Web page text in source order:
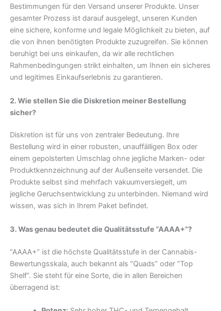
Bestimmungen für den Versand unserer Produkte. Unser
gesamter Prozess ist darauf ausgelegt, unseren Kunden
eine sichere, konforme und legale Möglichkeit zu bieten, auf
die von ihnen benötigten Produkte zuzugreifen. Sie können
beruhigt bei uns einkaufen, da wir alle rechtlichen
Rahmenbedingungen strikt einhalten, um Ihnen ein sicheres
und legitimes Einkaufserlebnis zu garantieren.
2. Wie stellen Sie die Diskretion meiner Bestellung
sicher?
Diskretion ist für uns von zentraler Bedeutung. Ihre
Bestellung wird in einer robusten, unauffälligen Box oder
einem gepolsterten Umschlag ohne jegliche Marken- oder
Produktkennzeichnung auf der Außenseite versendet. Die
Produkte selbst sind mehrfach vakuumversiegelt, um
jegliche Geruchsentwicklung zu unterbinden. Niemand wird
wissen, was sich in Ihrem Paket befindet.
3. Was genau bedeutet die Qualitätsstufe “AAAA+”?
“AAAA+” ist die höchste Qualitätsstufe in der Cannabis-
Bewertungsskala, auch bekannt als “Quads” oder “Top
Shelf”. Sie steht für eine Sorte, die in allen Bereichen
überragend ist: